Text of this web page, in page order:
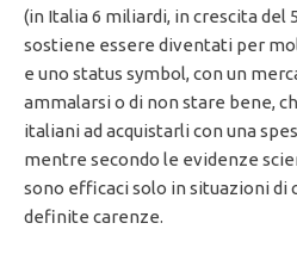
(in Italia 6 miliardi, in crescita del
sostiene essere diventati per
e uno status symbol, con un
ammalarsi o di non stare bene,
italiani ad acquistarli con una
mentre secondo le evidenze
sono efficaci solo in situazioni di
definite carenze.